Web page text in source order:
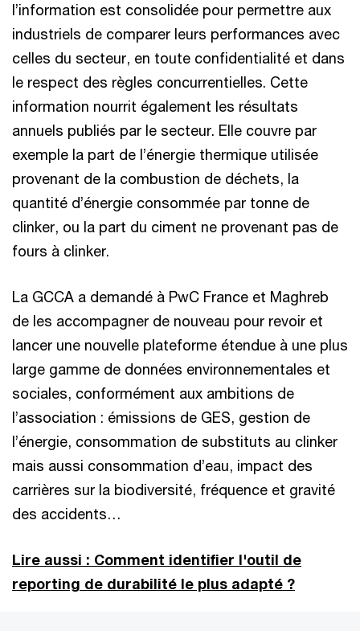
l’information est consolidée pour permettre aux
industriels de comparer leurs performances avec
celles du secteur, en toute confidentialité et dans
le respect des règles concurrentielles. Cette
information nourrit également les résultats
annuels publiés par le secteur. Elle couvre par
exemple la part de l’énergie thermique utilisée
provenant de la combustion de déchets, la
quantité d’énergie consommée par tonne de
clinker, ou la part du ciment ne provenant pas de
fours à clinker.
La GCCA a demandé à PwC France et Maghreb
de les accompagner de nouveau pour revoir et
lancer une nouvelle plateforme étendue à une plus
large gamme de données environnementales et
sociales, conformément aux ambitions de
l’association : émissions de GES, gestion de
l’énergie, consommation de substituts au clinker
mais aussi consommation d’eau, impact des
carrières sur la biodiversité, fréquence et gravité
des accidents…
Lire aussi : Comment identifier l'outil de
reporting de durabilité le plus adapté ?